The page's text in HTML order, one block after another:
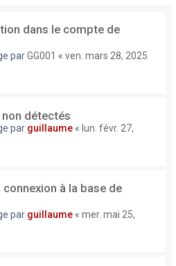
dans le compte de
parGG001 « ven. mars 28, 2025
non détectés
par guillaume « lun. févr. 27,
à la base de
par guillaume « mer. mai 25,